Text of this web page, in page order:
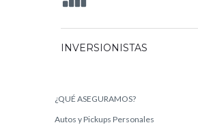
INVERSIONISTAS
¿QUÉ ASEGURAMOS?
Autos y Pickups Personales